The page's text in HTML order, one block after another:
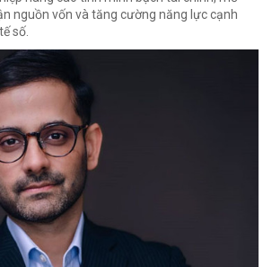
nguồn vốn và tăng cường năng lực cạnh
số.